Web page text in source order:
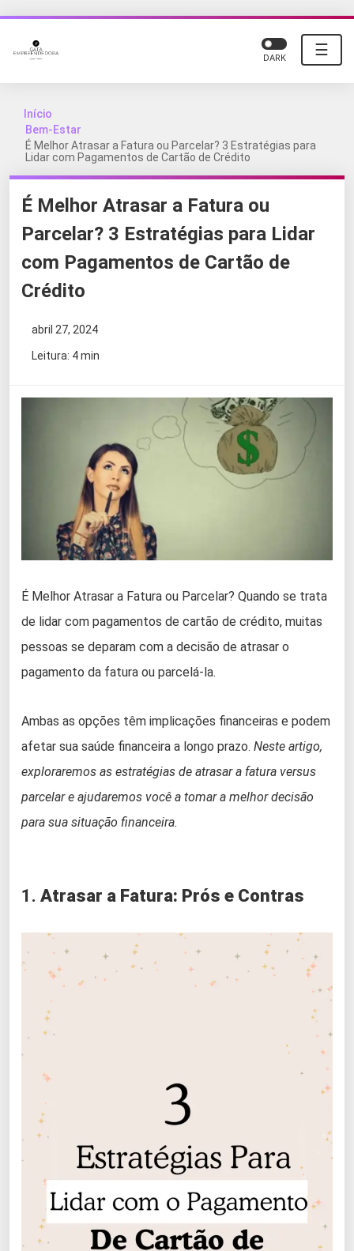
☰
DARK
Início
Bem-Estar
É Melhor Atrasar a Fatura ou Parcelar? 3 Estratégias para
Lidar com Pagamentos de Cartão de Crédito
É Melhor Atrasar a Fatura ou
Parcelar? 3 Estratégias para Lidar
com Pagamentos de Cartão de
Crédito
abril 27, 2024
Leitura: 4 min
É Melhor Atrasar a Fatura ou Parcelar? Quando se trata
de lidar com pagamentos de cartão de crédito, muitas
pessoas se deparam com a decisão de atrasar o
pagamento da fatura ou parcelá-la.
Ambas as opções têm implicações financeiras e podem
afetar sua saúde financeira a longo prazo. Neste artigo,
exploraremos as estratégias de atrasar a fatura versus
parcelar e ajudaremos você a tomar a melhor decisão
para sua situação financeira.
1. Atrasar a Fatura: Prós e Contras